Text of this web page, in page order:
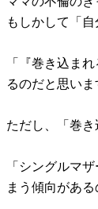
もしかして「
「『巻き込ま
るのだと思い
ただし、「巻
「シングルマ
まう傾向がある